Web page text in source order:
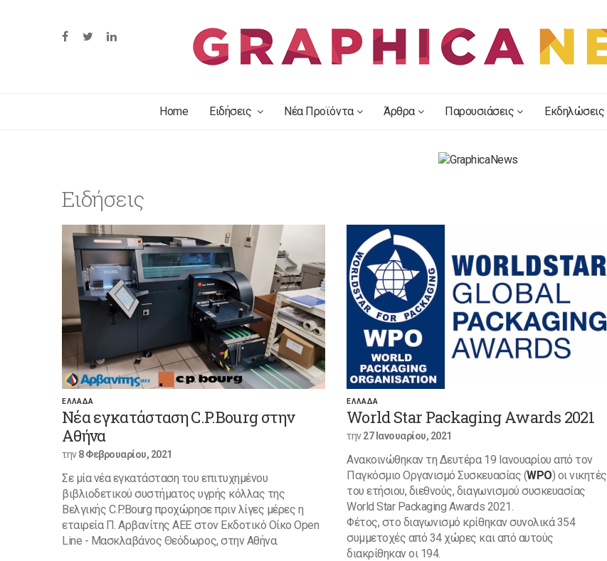
Home Ειδήσεις Νέα Προϊόντα Άρθρα Παρουσιάσεις Εκδηλώσεις
Ειδήσεις
ΕΛΛΑΔΑ
Νέα εγκατάσταση C.P.Bourg στην
Αθήνα
την8 Φεβρουαρίου, 2021
Σε μία νέα εγκατάσταση του επιτυχημένου
βιβλιοδετικού συστήματος υγρής κόλλας της
Βελγικής C.P.Bourg προχώρησε πριν λίγες μέρες η
εταιρεία Π. Αρβανίτης ΑΕΕ στον Εκδοτικό Οίκο Open
Line - Μασκλαβάνος Θεόδωρος, στην Αθήνα.
ΕΛΛΑΔΑ
World Star Packaging Awards 2021
την27 Ιανουαρίου, 2021
Ανακοινώθηκαν τη Δευτέρα 19 Ιανουαρίου από τον
Παγκόσμιο Οργανισμό Συσκευασίας (WPO) οι νικητές
του ετήσιου, διεθνούς, διαγωνισμού συσκευασίας
World Star Packaging Awards 2021.
Φέτος, στο διαγωνισμό κρίθηκαν συνολικά 354
συμμετοχές από 34 χώρες και από αυτούς
διακρίθηκαν οι 194.